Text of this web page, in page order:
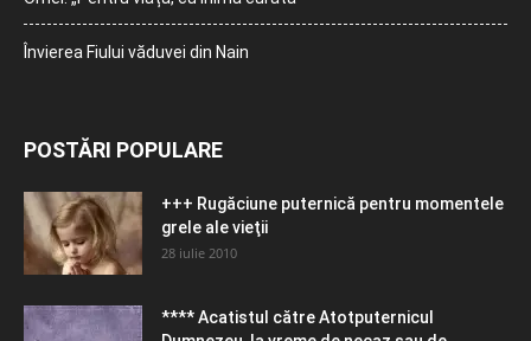
Învierea Fiului văduvei din Nain
POSTĂRI POPULARE
+++ Rugăciune puternică pentru momentele
grele ale vieţii
28 iulie 2010
**** Acatistul către Atotputernicul